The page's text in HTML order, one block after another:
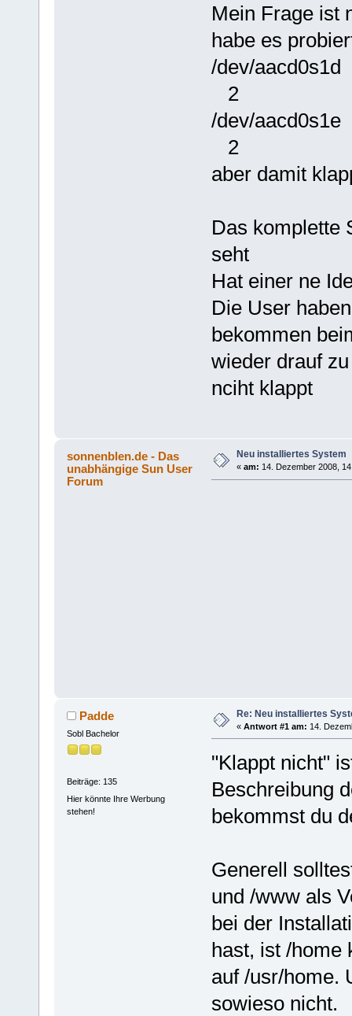
Mein Frage ist
habe es
/dev/
2
/dev/
2
aber damit
Das komplette
seht
Hat einer ne
Die User
bekommen
wieder drauf
nciht klappt
sonnenblen.de - Das
unabhängige Sun User
Forum
Neu installiertes System
« am: 14. Dezember 2008,
Padde
Sobl Bachelor
Beiträge: 135
Hier könnte Ihre Werbung
stehen!
Re: Neu installiertes
« Antwort #1 am: 14.
"Klappt nicht"
Beschreibung
bekommst du
Generell
und /www als
bei der
hast, ist /home
auf /usr/home.
sowieso nicht.